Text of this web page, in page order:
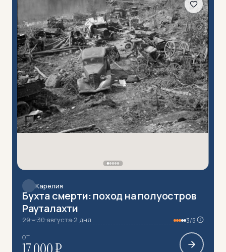
Карелия
Бухта смерти: поход на полуостров
Рауталахти
29 – 30 августа·2 дня 3/5
ОТ
Автопутешествия 81
Вело 110